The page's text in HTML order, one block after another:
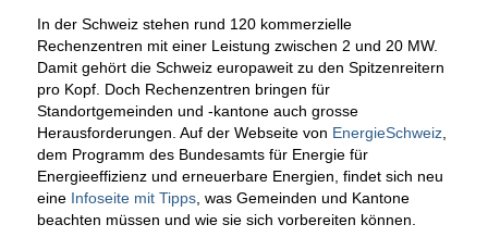
In der Schweiz stehen rund 120 kommerzielle
Rechenzentren mit einer Leistung zwischen 2 und 20 MW.
Damit gehört die Schweiz europaweit zu den Spitzenreitern
pro Kopf. Doch Rechenzentren bringen für
Standortgemeinden und -kantone auch grosse
Herausforderungen. Auf der Webseite von EnergieSchweiz,
dem Programm des Bundesamts für Energie für
Energieeffizienz und erneuerbare Energien, findet sich neu
eine Infoseite mit Tipps, was Gemeinden und Kantone
beachten müssen und wie sie sich vorbereiten können.